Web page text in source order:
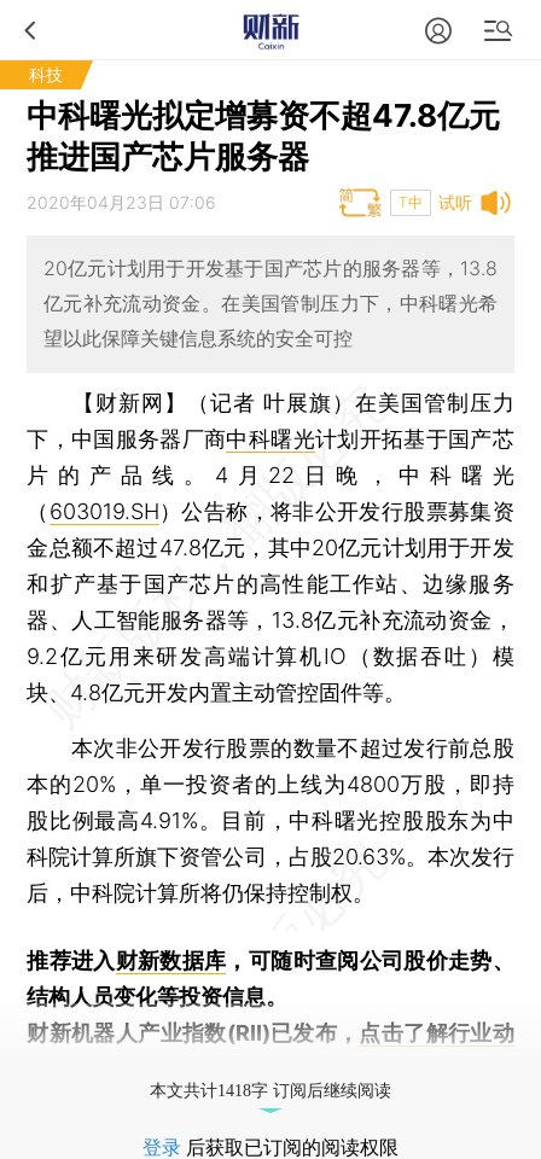
科技
中科曙光拟定增募资不超47.8亿元
推进国产芯片服务器
试听
2020年04月23日 07:06 T中
20亿元计划用于开发基于国产芯片的服务器等，13.8
亿元补充流动资金。在美国管制压力下，中科曙光希
望以此保障关键信息系统的安全可控
【财新网】（记者 叶展旗） 在美国管制压力
下，中国服务器厂商中科曙光计划开拓基于国产芯
片的产品线。4月22日晚，中科曙光
（ 603019.SH）公告称，将非公开发行股票募集资
金总额不超过47.8亿元，其中20亿元计划用于开发
和扩产基于国产芯片的高性能工作站、边缘服务
器、人工智能服务器等，13.8亿元补充流动资金，
9.2亿元用来研发高端计算机IO（数据吞吐）模
块、4.8亿元开发内置主动管控固件等。
本次非公开发行股票的数量不超过发行前总股
本的20%，单一投资者的上线为4800万股，即持
股比例最高4.91%。目前，中科曙光控股股东为中
科院计算所旗下资管公司，占股20.63%。本次发行
后，中科院计算所将仍保持控制权。
推荐进入财新数据库 ，可随时查阅公司股价走势、
结构人员变化等投资信息。
财新机器人产业指数(RII)已发布， 点击了解行业动
本文共计1418字 订阅后继续阅读
登录 后获取已订阅的阅读权限